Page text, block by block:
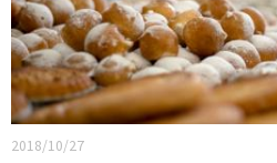
2018/10/27